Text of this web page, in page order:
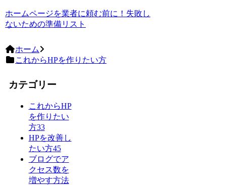
ホームページを業者に頼む前に！失敗し
ないための準備リスト
ホーム
これからHPを作りたい方
カテゴリー
これからHP
を作りたい
方33
HPを改善し
たい方45
ブログでア
クセス数を
増やす方法